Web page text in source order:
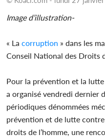
Image d’illustration-
« Lacorruption » dans les
Conseil National des Droits
Pour la prévention et la
a organisé vendredi dernier
périodiques dénommées
prévention et de lutte
droits de l’homme, une